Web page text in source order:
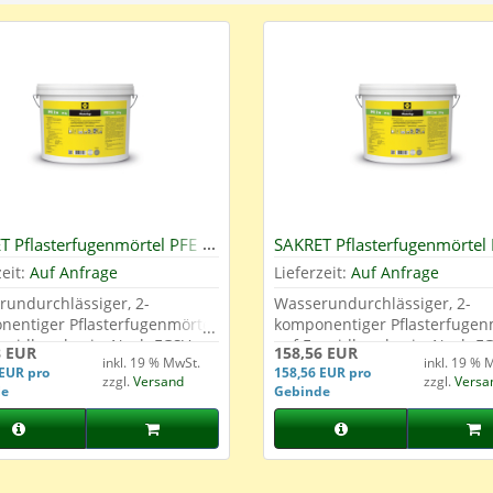
Pflasterfugenmörtel PFE
Auf Anfrage
2-
Pflasterfugenmörtel
Nach FGSV
und nach ZTV-
(Nutzungskategorie N1
Lieferform : Gebinde 25 kg
Technisches Merkblatt
EUR
pro
inkl. 19 % MwSt.
zzgl.Versand
SAKRET Pflasterfugenmörtel
2w Sand
Lieferzeit: Auf Anfrage
Wasserundurchlässiger, 2-
komponentiger
auf Epoxidharzbasis. Nach
Arbeitspapier und nach ZTV-
Wegebau
bis N3) Lieferform : Gebinde
Eimmer Technisches
Sand
158,56 EUR
158,56 EUR pro
Gebinde
inkl. 19 %
zzgl.